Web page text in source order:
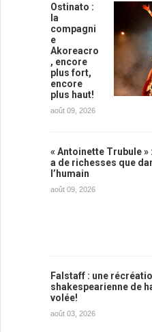
Ostinato :
la
compagni
e
Akoreacro
, encore
plus fort,
encore
plus haut!
août 09, 2026
« Antoinette Trubule »
a de richesses que
l’humain
août 09, 2026
Falstaff : une
shakespearienne de
volée!
août 03, 2026